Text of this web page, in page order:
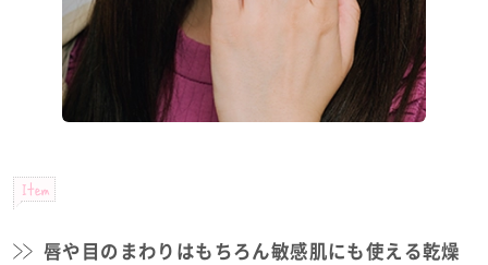
Item
唇や目のまわりはもちろん敏感肌にも使える乾燥